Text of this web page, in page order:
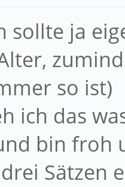
sollte ja
so ist)
ich das
bin froh
Sätzen